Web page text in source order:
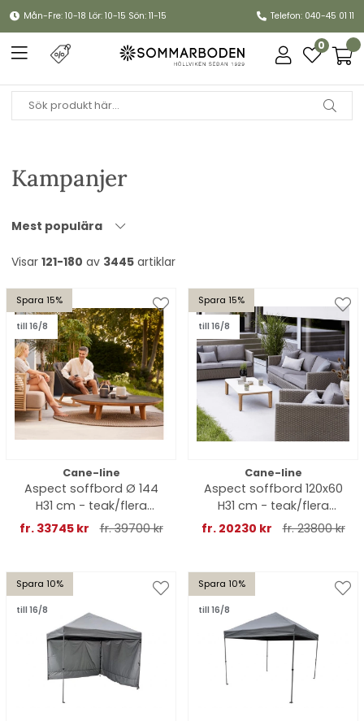
Mån-Fre: 10-18 Lör: 10-15 Sön: 11-15 Telefon: 040-45 01 11
0
Kampanjer
Mest populära
Visar 121-180 av 3445 artiklar
Spara 15%
till 16/8
Cane-line
Aspect soffbord Ø 144
H31 cm - teak/flera
bordsskivor
fr. 33745 kr fr. 39700 kr
Spara 15%
till 16/8
Cane-line
Aspect soffbord 120x60
H31 cm - teak/flera
bordsskivor
fr. 20230 kr fr. 23800 kr
Spara 10%
till 16/8
Spara 10%
till 16/8